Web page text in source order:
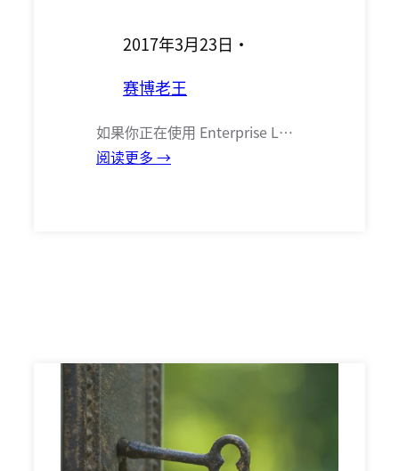
2017年3月23日 ·
赛博老王
如果你正在使用 Enterprise L…
阅读更多 →